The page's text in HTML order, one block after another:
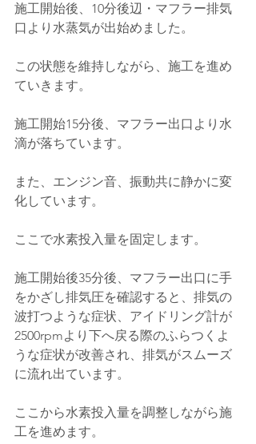
施工開始後、10分後辺・マフラー排気
口より水蒸気が出始めました。
この状態を維持しながら、施工を進め
ていきます。
施工開始15分後、マフラー出口より水
滴が落ちています。
また、 エンジン音、振動共に静かに変
化しています。
ここで水素投入量を固定します。
施工開始後35分後、マフラー出口に手
をかざし排気圧を確認すると、排気の
波打つような症状、アイドリング計が
2500rpmより下へ戻る際のふらつくよ
うな症状が改善され、排気がスムーズ
に流れ出ています。
ここから水素投入量を調整しながら施
工を進めます。